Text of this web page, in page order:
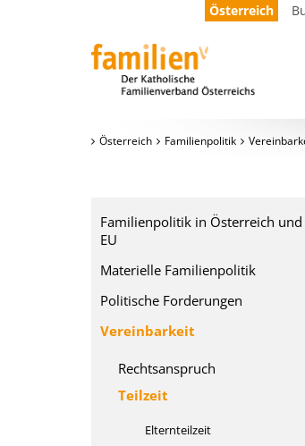
Österreich
Österreich Familienpolitik
Familienpolitik in Österreich und
EU
Materielle Familienpolitik
Politische Forderungen
Vereinbarkeit
Rechtsanspruch
Teilzeit
Elternteilzeit